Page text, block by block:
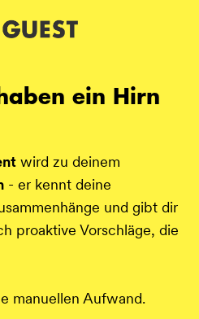
ein Hirn
wird zu deinem
- er kennt deine
und gibt dir
proaktive Vorschläge, die
manuellen Aufwand.